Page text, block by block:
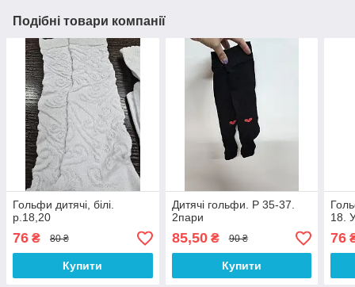
Подібні товари компанії
Гольфи дитячі, білі.
р.18,20
76 ₴ 80 ₴
Купити
Дитячі гольфи. Р 35-37.
2пари
85,50₴ 90 ₴
Купити
18.
76